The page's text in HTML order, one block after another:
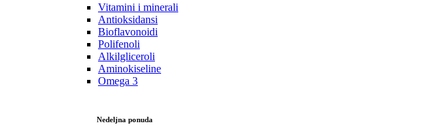
Vitamini i minerali
Antioksidansi
Bioflavonoidi
Polifenoli
Alkilgliceroli
Aminokiseline
Omega 3
Nedeljna ponuda